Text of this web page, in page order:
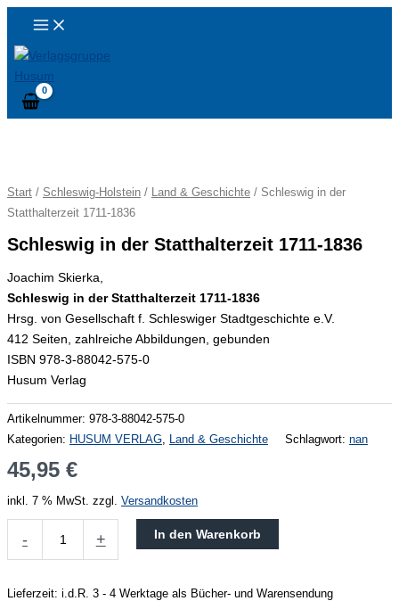
content
Zum
Inhalt
springen
Start / Schleswig-Holstein / Land & Geschichte / Schleswig in der
Statthalterzeit 1711-1836
Schleswig in der Statthalterzeit 1711-1836
Joachim Skierka,
Schleswig in der Statthalterzeit 1711-1836
Hrsg. von Gesellschaft f. Schleswiger Stadtgeschichte e.V.
412 Seiten, zahlreiche Abbildungen, gebunden
ISBN 978-3-88042-575-0
Husum Verlag
Artikelnummer: 978-3-88042-575-0
Kategorien: HUSUM VERLAG, Land & Geschichte Schlagwort: nan
45,95 €
inkl. 7 % MwSt. zzgl. Versandkosten
-
der
Statthalterzeit
1836
+ In den Warenkorb
Lieferzeit: i.d.R. 3 - 4 Werktage als Bücher- und Warensendung